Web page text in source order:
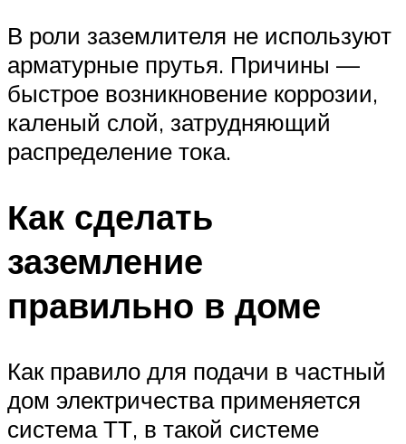
В роли заземлителя не используют
арматурные прутья. Причины —
быстрое возникновение коррозии,
каленый слой, затрудняющий
распределение тока.
Как сделать
заземление
правильно в доме
Как правило для подачи в частный
дом электричества применяется
система ТТ, в такой системе